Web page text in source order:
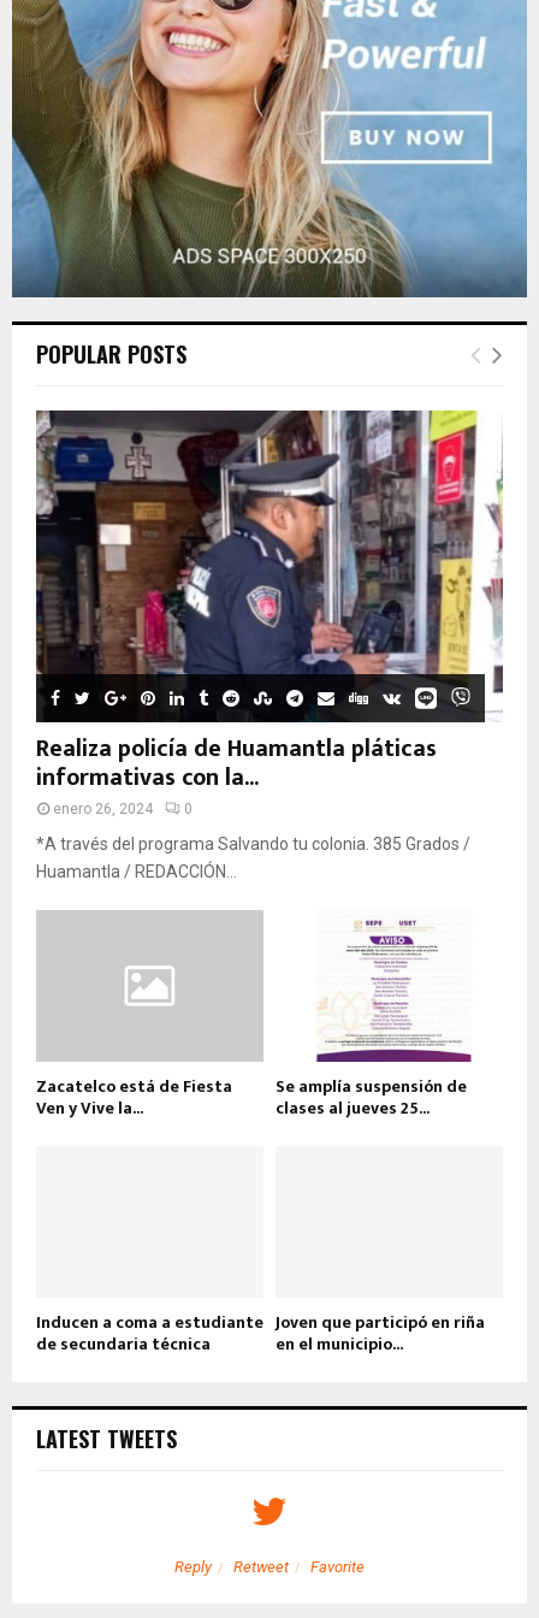
:
C
POPULAR POSTS
Realiza policía de Huamantla pláticas
informativas con la...
enero 26, 2024 0
*A través del programa Salvando tu colonia. 385 Grados /
Huamantla / REDACCIÓN...
Zacatelco está de Fiesta
Ven y Vive la...
Se amplía suspensión de
clases al jueves 25...
Inducen a coma a estudiante
de secundaria técnica
Joven que participó en riña
en el municipio...
LATEST TWEETS
Reply Retweet Favorite